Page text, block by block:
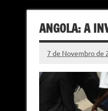
ANGOLA: A
7 de Novembro de